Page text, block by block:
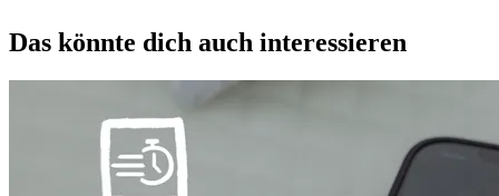
Das könnte dich auch interessieren